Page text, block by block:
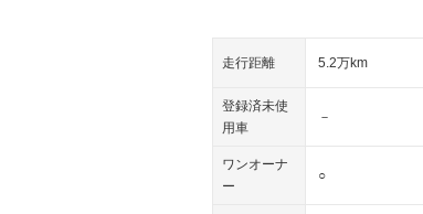
走行距離 5.2万km
登録済未使
用車
－
ワンオーナ
ー
○